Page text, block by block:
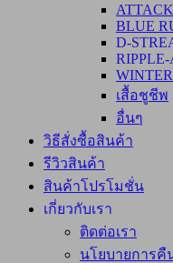
BLUE
D-
RIPPLE-
WINTER
เสื้อชูชีพ
อื่นๆ
วิธีสั่งซื้อสินค้า
รีวิวสินค้า
สินค้าโปรโมชั่น
เกี่ยวกับเรา
ติดต่อเรา
นโยบายการคื